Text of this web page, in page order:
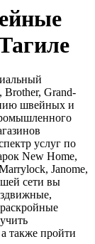
Brother, Grand-
швейных и
услуг по
New Home,
Janome,
сети вы
также пройти